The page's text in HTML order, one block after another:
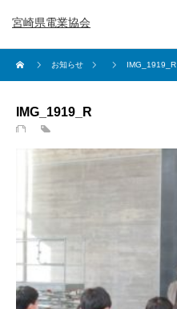
宮崎県電業協会
お知らせ IMG_1919_R
IMG_1919_R